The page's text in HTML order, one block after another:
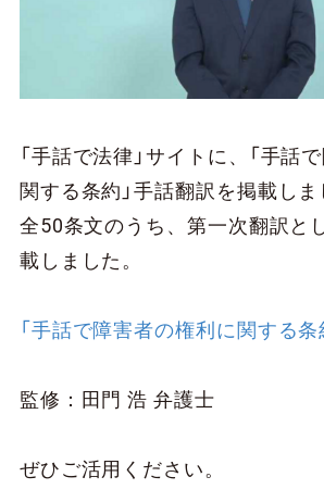
「手話で法律」サイトに、「手話
関する条約」手話翻訳を掲載しま
全50条文のうち、第一次翻訳と
載しました。
「手話で障害者の権利に関する条
監修：田門 浩 弁護士
ぜひご活用ください。